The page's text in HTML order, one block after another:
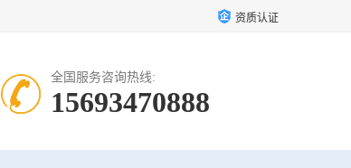
资质认证
全国服务咨询热线:
15693470888